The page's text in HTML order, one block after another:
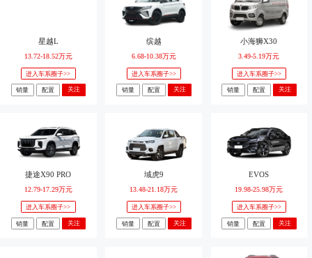
星越L
13.72-18.52万元
进入车系圈子>>
销量 配置 关注
缤越
6.68-10.38万元
进入车系圈子>>
销量 配置 关注
小海狮X30
3.49-5.19万元
进入车系圈子>>
销量 配置 关注
捷途X90 PRO
12.79-17.29万元
进入车系圈子>>
销量 配置 关注
域虎9
13.48-21.18万元
进入车系圈子>>
销量 配置 关注
EVOS
19.98-25.98万元
进入车系圈子>>
销量 配置 关注